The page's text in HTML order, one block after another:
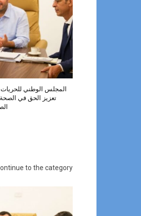
المجلس الوطني
تعزيز الحق في الصحة
الأكثر شهرة
to the category